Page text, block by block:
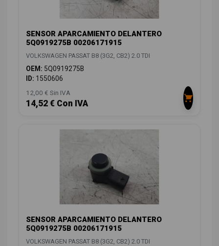
SENSOR APARCAMIENTO DELANTERO
5Q0919275B 00206171915
VOLKSWAGEN PASSAT B8 (3G2, CB2) 2.0 TDI
OEM: 5Q0919275B
ID: 1550606
12,00 € Sin IVA
14,52 € Con IVA
SENSOR APARCAMIENTO DELANTERO
5Q0919275B 00206171915
VOLKSWAGEN PASSAT B8 (3G2, CB2) 2.0 TDI